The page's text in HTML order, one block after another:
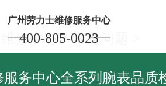
广州劳力士维修服务中心
400-805-0023
务中心全系列腕表品质
修中心>常见问题